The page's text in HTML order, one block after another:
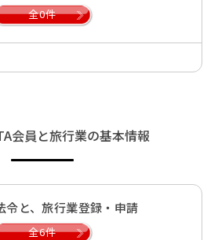
全0件
会員と旅行業の基本情報
令と、旅行業登録・申請
全6件